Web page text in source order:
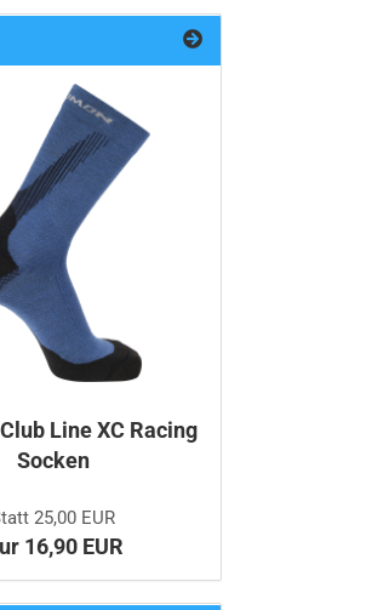
Line XC Racing
Socken
25,00 EUR
16,90 EUR